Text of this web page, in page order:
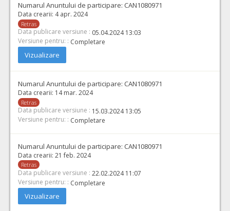
Numarul Anuntului de participare: CAN1080971
Data crearii: 4 apr. 2024
Retras
Data publicare versiune : 05.04.2024 13:03
Versiune pentru: : Completare
Vizualizare
Numarul Anuntului de participare: CAN1080971
Data crearii: 14 mar. 2024
Retras
Data publicare versiune : 15.03.2024 13:05
Versiune pentru: : Completare
Numarul Anuntului de participare: CAN1080971
Data crearii: 21 feb. 2024
Retras
Data publicare versiune : 22.02.2024 11:07
Versiune pentru: : Completare
Vizualizare